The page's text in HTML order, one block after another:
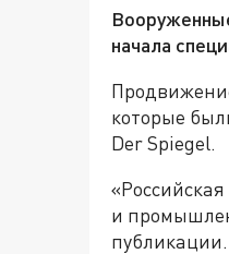
начала
которые
Der Spiegel.
и
публикации.